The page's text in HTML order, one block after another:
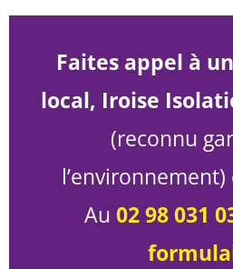
Faites appel à
local, Iroise
(reconnu
Au 02 98 031